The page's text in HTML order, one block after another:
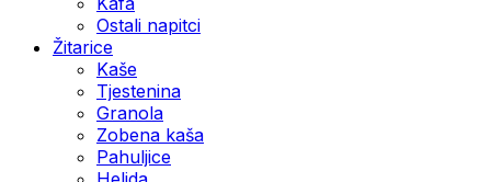
Ostali napitci
Žitarice
Kaše
Tjestenina
Granola
Zobena kaša
Pahuljice